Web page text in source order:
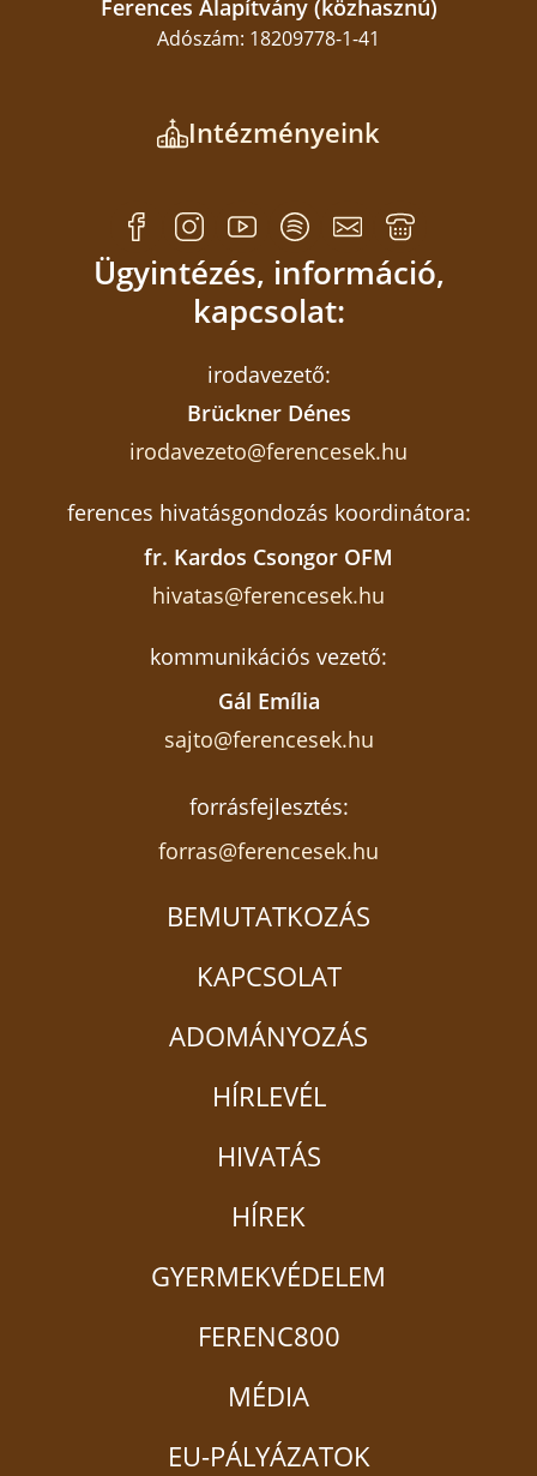
Ferences Alapítvány (közhasznú)
Adószám: 18209778-1-41
Intézményeink
Ügyintézés, információ,
kapcsolat:
irodavezető:
Brückner Dénes
irodavezeto@ferencesek.hu
ferences hivatásgondozás koordinátora:
fr. Kardos Csongor OFM
hivatas@ferencesek.hu
kommunikációs vezető:
Gál Emília
sajto@ferencesek.hu
forrásfejlesztés:
forras@ferencesek.hu
BEMUTATKOZÁS
KAPCSOLAT
ADOMÁNYOZÁS
HÍRLEVÉL
HIVATÁS
HÍREK
GYERMEKVÉDELEM
FERENC800
MÉDIA
EU-PÁLYÁZATOK